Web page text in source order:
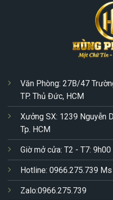
Văn Phòng: 27B/47
TP. Thủ Đức, HCM
Xưởng SX: 1239 Nguyễn
Tp. HCM
Giờ mở cửa: T2 - T7:
Hotline: 0966.275.739
Zalo:0966.275.739